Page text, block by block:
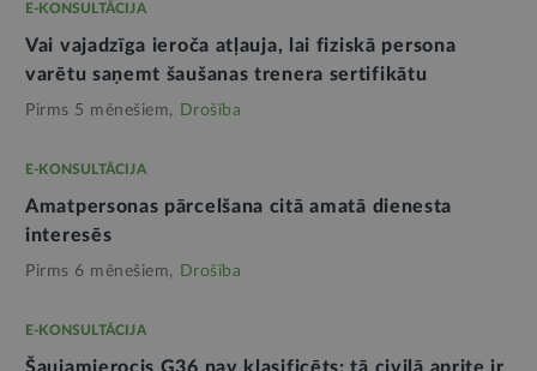
E-KONSULTĀCIJA
Vai vajadzīga ieroča atļauja, lai fiziskā persona
varētu saņemt šaušanas trenera sertifikātu
Pirms 5 mēnešiem, Drošība
E-KONSULTĀCIJA
Amatpersonas pārcelšana citā amatā dienesta
interesēs
Pirms 6 mēnešiem, Drošība
E-KONSULTĀCIJA